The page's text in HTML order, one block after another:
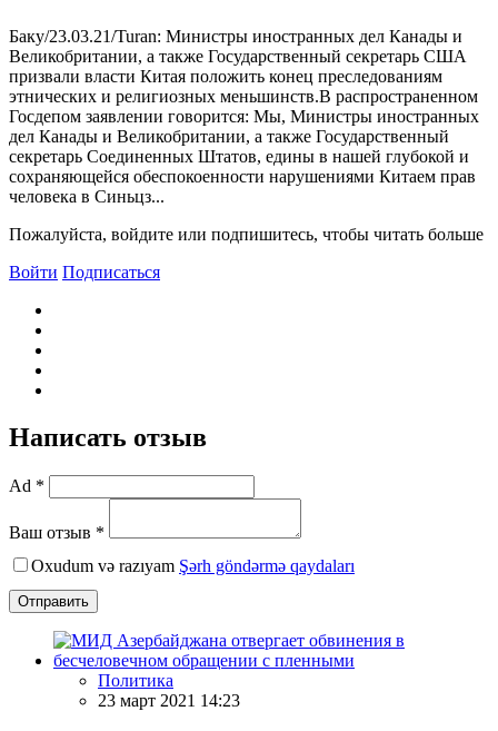
Баку/23.03.21/Turan: Министры иностранных дел Канады и
Великобритании, а также Государственный секретарь США
призвали власти Китая положить конец преследованиям
этнических и религиозных меньшинств.В распространенном
Госдепом заявлении говорится: Мы, Министры иностранных
дел Канады и Великобритании, а также Государственный
секретарь Соединенных Штатов, едины в нашей глубокой и
сохраняющейся обеспокоенности нарушениями Китаем прав
человека в Синьцз...
Пожалуйста, войдите или подпишитесь, чтобы читать больше
Войти Подписаться
Написать отзыв
Ad *
Ваш отзыв *
Oxudum və razıyam Şərh göndərmə qaydaları
Отправить
Политика
23 март 2021 14:23